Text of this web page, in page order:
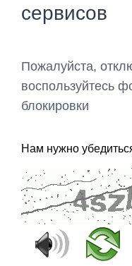
сервисов
Пожалуйста,
воспользуйтесь
блокировки
Нам нужно